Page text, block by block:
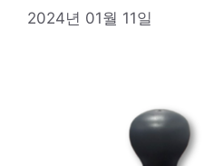
2024년 01월 11일